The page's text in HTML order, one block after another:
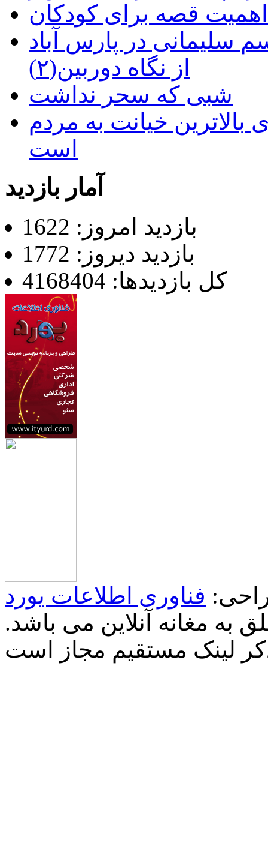
سلیمانی در پارس آباد
از نگاه دوربین(۲)
شبی که سحر نداشت
خیانت به مردم
است
آمار بازدید
بازدید امروز: 1622
بازدید دیروز: 1772
کل بازدیدها: 4168404
فناوری اطلاعات یورد
به مغانه آنلاین می باشد.